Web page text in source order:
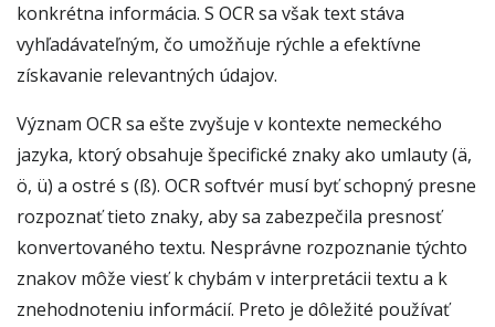
konkrétna informácia. S OCR sa však text stáva
vyhľadávateľným, čo umožňuje rýchle a efektívne
získavanie relevantných údajov.
Význam OCR sa ešte zvyšuje v kontexte nemeckého
jazyka, ktorý obsahuje špecifické znaky ako umlauty (ä,
ö, ü) a ostré s (ß). OCR softvér musí byť schopný presne
rozpoznať tieto znaky, aby sa zabezpečila presnosť
konvertovaného textu. Nesprávne rozpoznanie týchto
znakov môže viesť k chybám v interpretácii textu a k
znehodnoteniu informácií. Preto je dôležité používať